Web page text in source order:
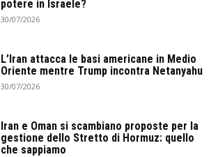
potere in Israele?
30/07/2026
L’Iran attacca le basi americane in Medio
Oriente mentre Trump incontra Netanyahu
30/07/2026
Iran e Oman si scambiano proposte per la
gestione dello Stretto di Hormuz: quello
che sappiamo